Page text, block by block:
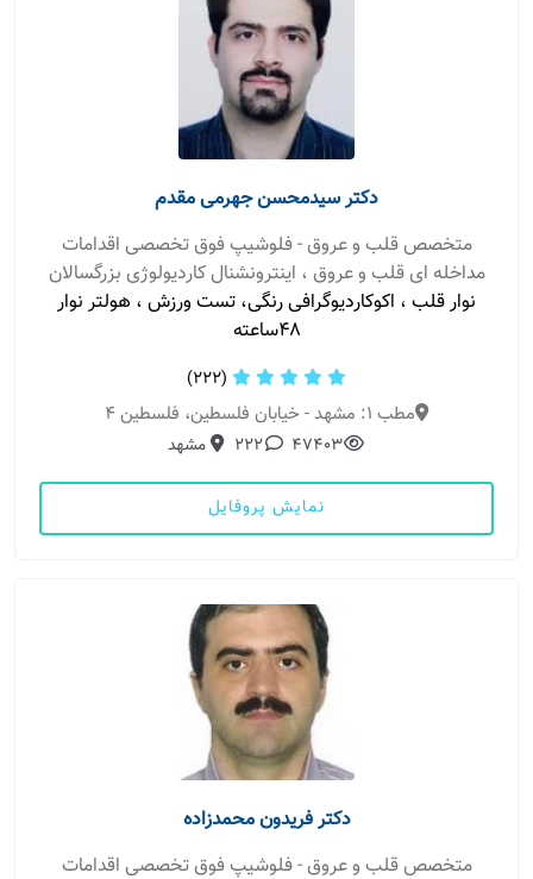
دکتر سیدمحسن جهرمی مقدم
متخصص قلب و عروق - فلوشیپ فوق تخصصی اقدامات
مداخله ای قلب و عروق ، اینترونشنال کاردیولوژی بزرگسالان
نوار قلب ، اکوکاردیوگرافی رنگی، تست ورزش ، هولتر نوار
۴۸ساعته
(222)
مطب 1: مشهد - خیابان فلسطین، فلسطین 4
47403
222 مشهد
نمایش پروفایل
دکتر فریدون محمدزاده
متخصص قلب و عروق - فلوشیپ فوق تخصصی اقدامات